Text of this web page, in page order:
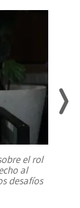
el rol
al
desafíos